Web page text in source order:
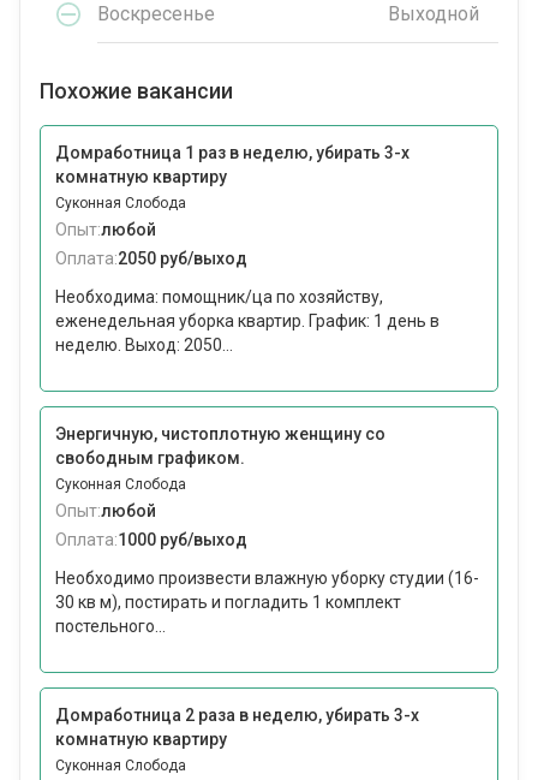
Воскресенье Выходной
Похожие вакансии
Домработница 1 раз в неделю, убирать 3-х
комнатную квартиру
Суконная Слобода
Опыт:любой
Оплата:2050 руб/выход
Необходима: помощник/ца по хозяйству,
еженедельная уборка квартир. График: 1 день в
неделю. Выход: 2050...
Энергичную, чистоплотную женщину со
свободным графиком.
Суконная Слобода
Опыт:любой
Оплата:1000 руб/выход
Необходимо произвести влажную уборку студии (16-
30 кв м), постирать и погладить 1 комплект
постельного...
Домработница 2 раза в неделю, убирать 3-х
комнатную квартиру
Суконная Слобода